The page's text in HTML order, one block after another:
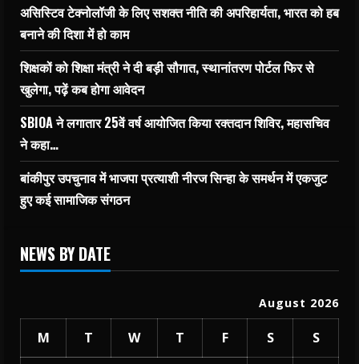
असिस्टिव टेक्नोलॉजी के लिए सशक्त नीति की अपरिहार्यता, भारत को हब
बनाने की दिशा में हो काम
शिक्षकों को शिक्षा मंत्री ने दी बड़ी सौगात, स्थानांतरण पोर्टल फिर से
खुलेगा, पढ़ें कब होगा आवेदन
SBIOA ने लगातार 25वें वर्ष आयोजित किया रक्तदान शिविर, महासचिव
ने कहा…
बांकीपुर उपचुनाव में भाजपा प्रत्याशी नीरज सिन्हा के समर्थन में एकजुट
हुए कई सामाजिक संगठन
NEWS BY DATE
August 2026
M T W T F S S